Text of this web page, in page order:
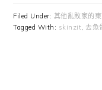
Filed Under: 其他亂敗家的東
Tagged With: skinzit ,去魚